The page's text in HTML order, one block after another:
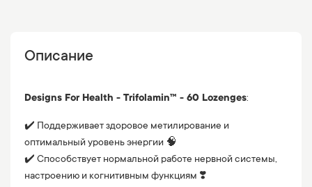
Описание
Designs For Health - Trifolamin™ - 60 Lozenges:
✔️ Поддерживает здоровое метилирование и
оптимальный уровень энергии 🧠
✔️ Способствует нормальной работе нервной системы,
настроению и когнитивным функциям ❣️